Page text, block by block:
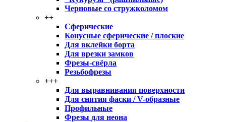
Черновые со стружколомом
++
Сферические
Конусные сферические / плоские
Для вклейки борта
Для врезки замков
Фрезы-свёрла
Резьбофрезы
+++
Для выравнивания поверхности
Для снятия фаски / V-образные
Профильные
Фрезы для неона